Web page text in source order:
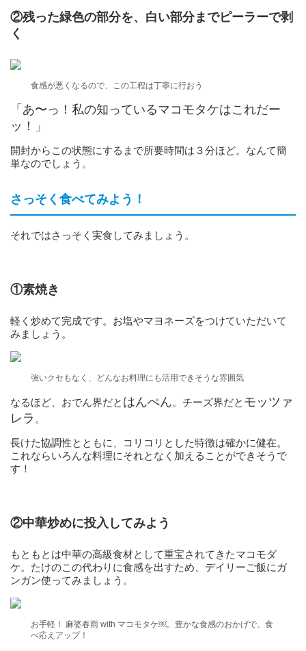
②残った緑色の部分を、白い部分までピーラーで剥
く
食感が悪くなるので、この工程は丁寧に行おう
「あ〜っ！私の知っているマコモタケはこれだー
ッ！」
開封からこの状態にするまで所要時間は３分ほど。なんて簡
単なのでしょう。
さっそく食べてみよう！
それではさっそく実食してみましょう。
①素焼き
軽く炒めて完成です。お塩やマヨネーズをつけていただいて
みましょう。
強いクセもなく、どんなお料理にも活用できそうな雰囲気
なるほど、おでん界だと はんぺん。チーズ界だと モッツァ
レラ 。
長けた協調性とともに、コリコリとした特徴は確かに健在。
これならいろんな料理にそれとなく加えることができそうで
す！
②中華炒めに投入してみよう
もともとは中華の高級食材として重宝されてきたマコモダ
ケ。たけのこの代わりに食感を出すため、デイリーご飯にガ
ンガン使ってみましょう。
お手軽！ 麻婆春雨 with マコモタケ￼。豊かな食感のおかげで、食
べ応えアップ！